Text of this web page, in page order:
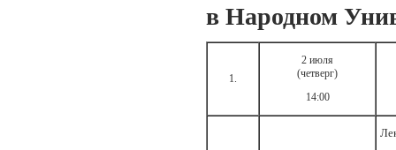
в Народном
1.
2 июля
(четверг)
14:00